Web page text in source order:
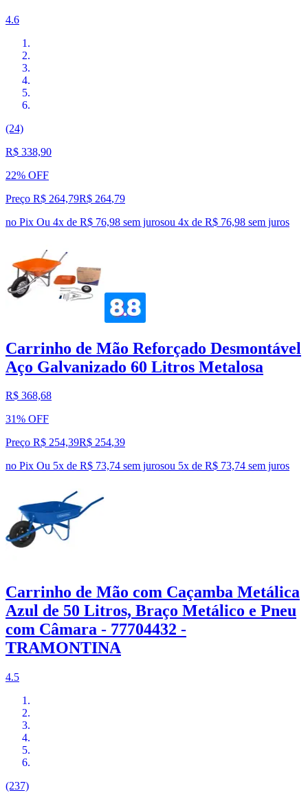
4.6
(24)
R$ 338,90
22% OFF
Preço R$ 264,79R$ 264,79
no Pix Ou 4x de R$ 76,98 sem jurosou 4x de R$ 76,98 sem juros
Carrinho de Mão Reforçado Desmontável
Aço Galvanizado 60 Litros Metalosa
R$ 368,68
31% OFF
Preço R$ 254,39R$ 254,39
no Pix Ou 5x de R$ 73,74 sem jurosou 5x de R$ 73,74 sem juros
Carrinho de Mão com Caçamba Metálica
Azul de 50 Litros, Braço Metálico e Pneu
com Câmara - 77704432 -
TRAMONTINA
4.5
(237)